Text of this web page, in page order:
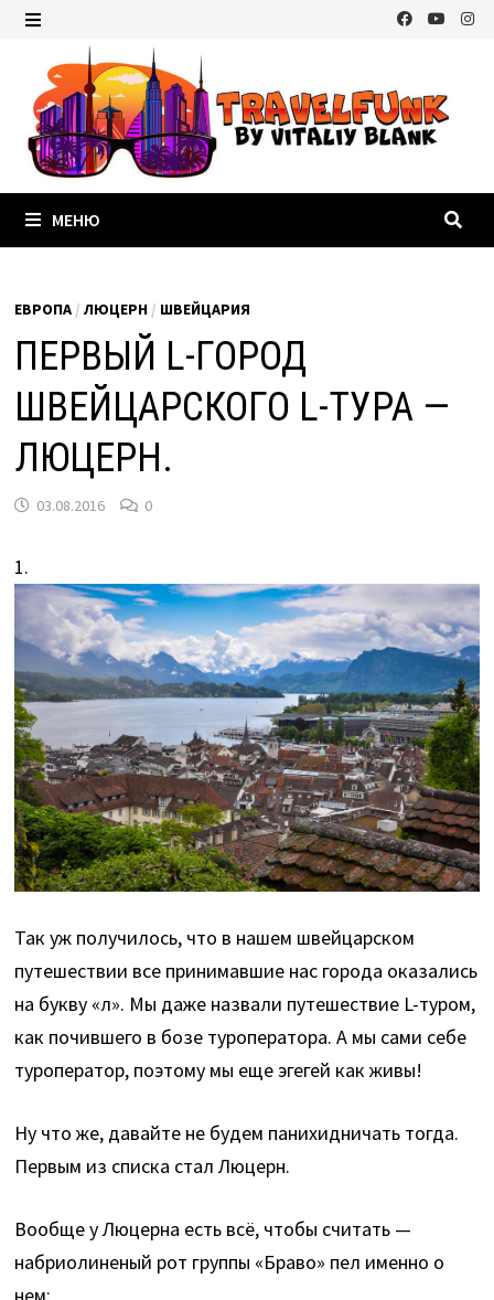
Перейти
содержимому
МЕНЮ
ЕВРОПА /ЛЮЦЕРН / ШВЕЙЦАРИЯ
ПЕРВЫЙ L-ГОРОД
ШВЕЙЦАРСКОГО L-ТУРА —
ЛЮЦЕРН.
03.08.2016 0
1.
Так уж получилось, что в нашем швейцарском
путешествии все принимавшие нас города оказались
на букву «л». Мы даже назвали путешествие L-туром,
как почившего в бозе туроператора. А мы сами себе
туроператор, поэтому мы еще эгегей как живы!
Ну что же, давайте не будем панихидничать тогда.
Первым из списка стал Люцерн.
Вообще у Люцерна есть всё, чтобы считать —
набриолиненый рот группы «Браво» пел именно о